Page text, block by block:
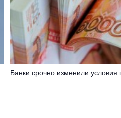
Банки срочно изменили условия